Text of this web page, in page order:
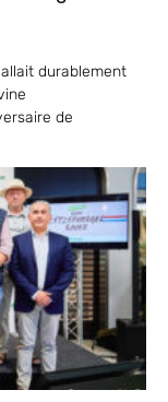
durablement
de